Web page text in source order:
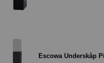
Escowa Underskåp